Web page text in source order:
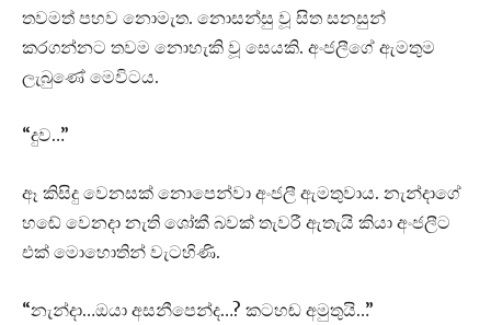
තවමත් පහව නොමැත. නොසන්සු වූ සිත සනසුන්
කරගන්නට තවම නොහැකි වූ සෙයකි. අංජලීගේ ඇමතුම
ලැබුණේ මෙවිටය.
“දුව…”
ඈ කිසිදු වෙනසක් නොපෙන්වා අංජලී ඇමතුවාය. නැන්දාගේ
හඬේ වෙනදා නැති ශෝකී බවක් තැවරී ඇතැයි කියා අංජලීට
එක් මොහොතින් වැටහිණි.
“නැන්දා…ඔයා අසනීපෙන්ද…? කටහඬ අමුතුයි…”